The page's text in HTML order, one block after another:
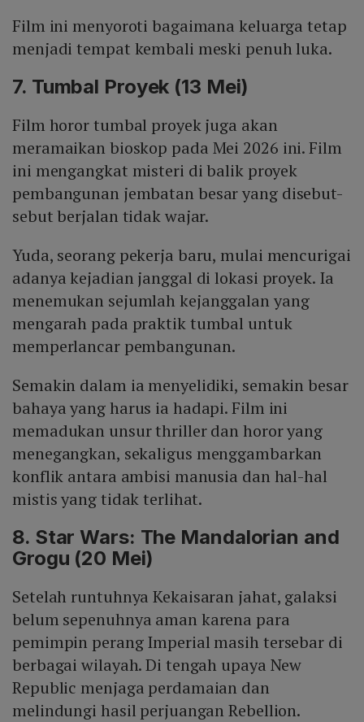
Film ini menyoroti bagaimana keluarga tetap
menjadi tempat kembali meski penuh luka.
7. Tumbal Proyek (13 Mei)
Film horor tumbal proyek juga akan
meramaikan bioskop pada Mei 2026 ini. Film
ini mengangkat misteri di balik proyek
pembangunan jembatan besar yang disebut-
sebut berjalan tidak wajar.
Yuda, seorang pekerja baru, mulai mencurigai
adanya kejadian janggal di lokasi proyek. Ia
menemukan sejumlah kejanggalan yang
mengarah pada praktik tumbal untuk
memperlancar pembangunan.
Semakin dalam ia menyelidiki, semakin besar
bahaya yang harus ia hadapi. Film ini
memadukan unsur thriller dan horor yang
menegangkan, sekaligus menggambarkan
konflik antara ambisi manusia dan hal-hal
mistis yang tidak terlihat.
8. Star Wars: The Mandalorian and
Grogu (20 Mei)
Setelah runtuhnya Kekaisaran jahat, galaksi
belum sepenuhnya aman karena para
pemimpin perang Imperial masih tersebar di
berbagai wilayah. Di tengah upaya New
Republic menjaga perdamaian dan
melindungi hasil perjuangan Rebellion.